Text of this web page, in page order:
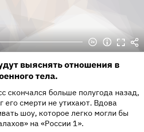
выяснять отношения в
тела.
скончался больше полугода назад,
его смерти не утихают. Вдова
шоу, которое легко могли бы
на «России 1».